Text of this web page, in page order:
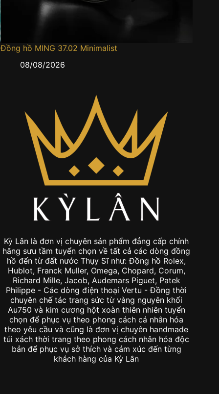
Đồng hồ MING 37.02 Minimalist
08/08/2026
Kỳ Lân là đơn vị chuyên sản phẩm đẳng cấp chính
hãng sưu tầm tuyển chọn về tất cả các dòng đồng
hồ đến từ đất nước Thụy Sĩ như: Đồng hồ Rolex,
Hublot, Franck Muller, Omega, Chopard, Corum,
Richard Mille, Jacob, Audemars Piguet, Patek
Philippe - Các dòng điện thoại Vertu - Đồng thời
chuyên chế tác trang sức từ vàng nguyên khối
Au750 và kim cương hột xoàn thiên nhiên tuyển
chọn để phục vụ theo phong cách cá nhân hóa
theo yêu cầu và cũng là đơn vị chuyên handmade
túi xách thời trang theo phong cách nhân hóa độc
bản để phục vụ sở thích và cảm xúc đến từng
khách hàng của Kỳ Lân